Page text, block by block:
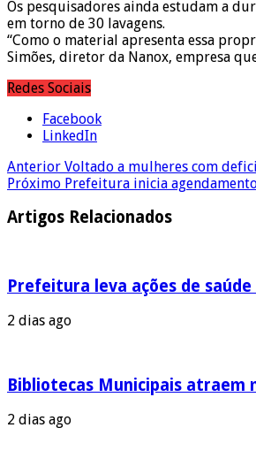
Os pesquisadores ainda estudam a
em torno de 30 lavagens.
“Como o material apresenta essa
Simões, diretor da Nanox, empresa
Redes Sociais
Facebook
LinkedIn
Anterior Voltado a mulheres com
Próximo Prefeitura inicia
Artigos Relacionados
Prefeitura leva ações de
2 dias ago
Bibliotecas Municipais atraem
2 dias ago